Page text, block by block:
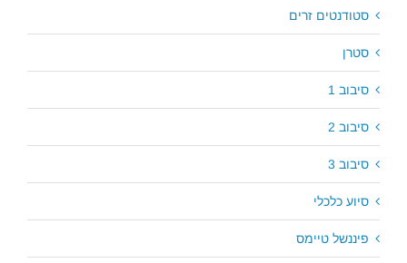
סטודנטים זרים
סטרן
סיבוב 1
סיבוב 2
סיבוב 3
סיוע כלכלי
פיננשל טיימס